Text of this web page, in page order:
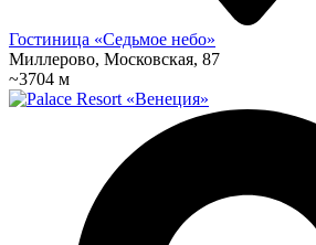
Гостиница «Седьмое небо»
Миллерово, Московская, 87
~3704 м